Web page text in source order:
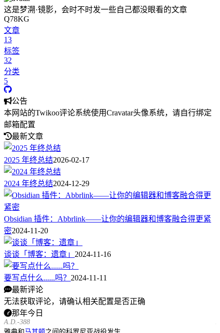
这是梦溯·镜影，会时不时发一些自己都没眼看的文章
Q78KG
文章
13
标签
32
分类
5
公告
本网站的Twikoo评论系统使用Cravatar头像系统，请自行绑定
邮箱配置
最新文章
2025 年终总结2026-02-17
2024 年终总结2024-12-29
Obsidian 插件：Abbrlink——让你的编辑器和博客融合得更紧
密2024-11-20
谈谈「博客：遗章」 2024-11-16
要写点什么......吗？ 2024-11-11
最新评论
无法获取评论，请确认相关配置是否正确
那年今日
A.D.-388